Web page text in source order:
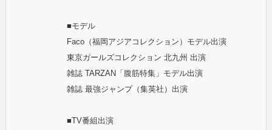
■モデル
Faco（福岡アジアコレクション）モデル出演
東京ガールズコレクション 北九州 出演
雑誌 TARZAN「腹筋特集」モデル出演
雑誌 最強ジャンプ（集英社）出演
■TV番組出演